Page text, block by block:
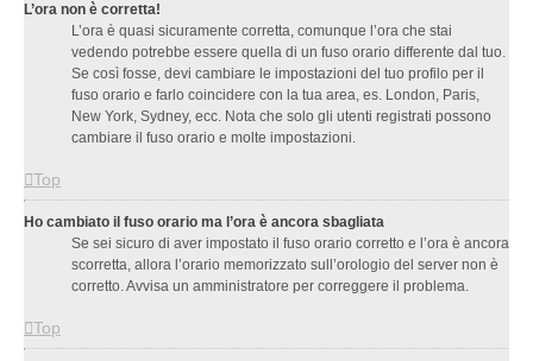
L’ora non è corretta!
L’ora è quasi sicuramente corretta, comunque l’ora che stai
vedendo potrebbe essere quella di un fuso orario differente dal tuo.
Se così fosse, devi cambiare le impostazioni del tuo profilo per il
fuso orario e farlo coincidere con la tua area, es. London, Paris,
New York, Sydney, ecc. Nota che solo gli utenti registrati possono
cambiare il fuso orario e molte impostazioni.
Top
Ho cambiato il fuso orario ma l’ora è ancora sbagliata
Se sei sicuro di aver impostato il fuso orario corretto e l’ora è ancora
scorretta, allora l’orario memorizzato sull’orologio del server non è
corretto. Avvisa un amministratore per correggere il problema.
Top